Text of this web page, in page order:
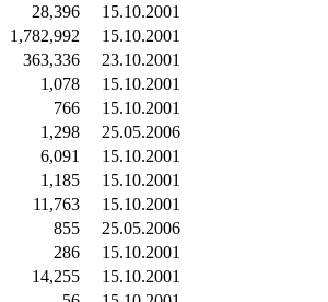
28,396
15.10.2001
1,782,992
15.10.2001
363,336
23.10.2001
1,078
15.10.2001
766
15.10.2001
1,298
25.05.2006
6,091
15.10.2001
1,185
15.10.2001
11,763
15.10.2001
855
25.05.2006
286
15.10.2001
14,255
15.10.2001